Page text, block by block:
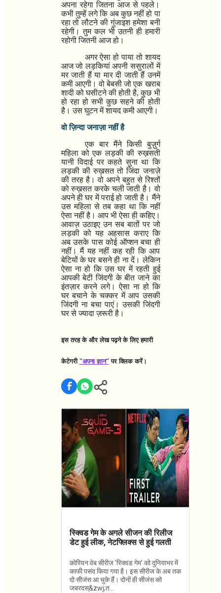
अपना रहेगा जितना आज से पहले।
कभी तुम्हें लगे कि अब कुछ नहीं हो पा
रहा तो लौटने की गुंजाइश हमेशा बनी
रहेगी। तुम कल भी उतनी ही हमारी
रहोगी जितनी आज हो।
अगर ऐसा हो पाया तो शायद
आज जो लड़कियां अपनी ससुरालों में
मर जाती हैं या मार दी जाती हैं उनमें
कमी आएगी। वो बेबसी जो एक खराब
शादी को घसीटने की होती है,कुछ भी
हो रहा हो सभी कुछ सहने की होती
है। उस घुटन में शायद कमी आएगी।
वो ज़िन्दा जनाज़ा नहीं है
एक बार मैंने किसी बुज़ुर्ग
महिला को एक लड़की की रुख़सती
यानी विदाई पर कहते सुना था कि
लड़की की रुख़सत तो जिंदा जनाज़े
की तरह है। वो अपने बहुत से रिश्तों
को रुख़सत करके चली जाती है। वो
अपने ही घर में पराई हो जाती है। मैंने
उस महिला से तब कहा था कि नहीं
ऐसा नहीं है। आप भी ऐसा ही कहिए।
आवाज़ उठाइए उन सब बातों पर जो
लड़की को यह अहसास कराए कि
अब उसके पास कोई ऑप्शन बचा ही
नहीं। मैं यह नहीं कह रही कि आप
बेटियों के घर बसने ही ना दें। लेकिन
ऐसा ना हो कि उस घर में रहती हुई
आपकी बेटी जिंदगी के बीत जाने का
इंतज़ार करने लगे। ऐसा ना हो कि
घर बचाने के चक्कर में आप उसकी
जिंदगी ना बचा पाएं। उसकी जिंदगी
घर से ज्यादा ज़रूरी है।
इस तरह के और लेख पढ़ने के लिए हमारी
केटेगरी "अपना ज्ञान" पर क्लिक करें।
स्क्विड गेम के अगले सीजन की रिलीज
डेट हुई लीक, नेटफ्लिक्स से हुई गलती
कोरियन वेब सीरीज 'स्क्विड गेम' को दुनियाभर में
काफी पसंद किया गया है। इस सीरीज के अब तक
दो सीजंस आ चुके हैं। दोनों ही सीजंस को
जबरदस्&zwj;त...